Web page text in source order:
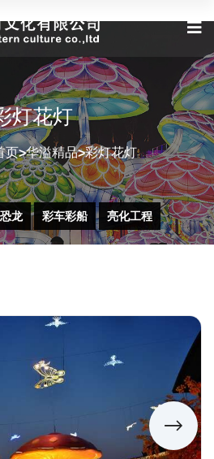
灯花灯
页>华溢精品>彩灯花灯
龙 彩车彩船 亮化工程